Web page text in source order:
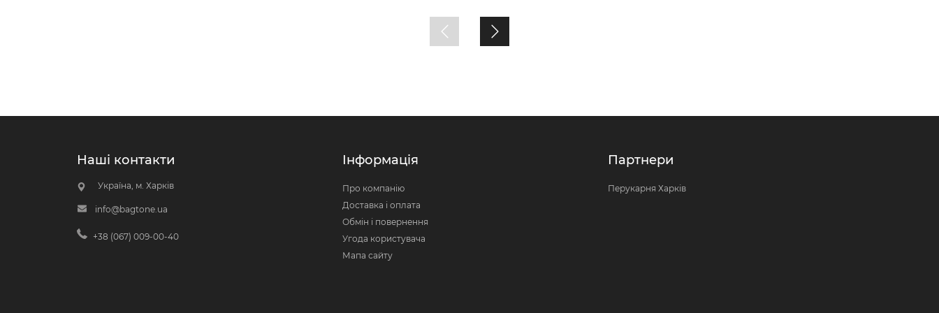
Наші контакти
Україна, м. Харків
info@bagtone.ua
+38 (067) 009-00-40
Інформація
Про компанію
Доставка і оплата
Обмін і повернення
Угода користувача
Мапа сайту
Партнери
Перукарня Харків